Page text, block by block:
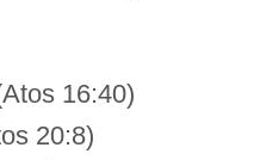
16:40)
20:8)